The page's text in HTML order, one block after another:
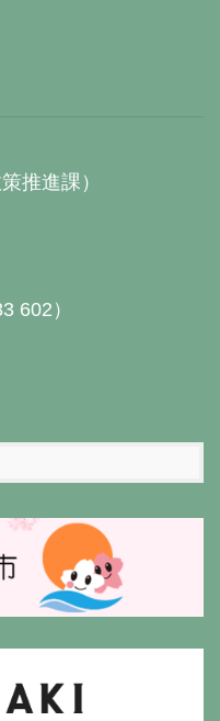
推進課）
602）